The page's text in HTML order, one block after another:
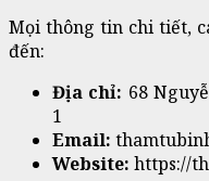
Mọi thông tin chi tiết,
đến:
Địa chỉ: 68
1
Email:
Website: https://